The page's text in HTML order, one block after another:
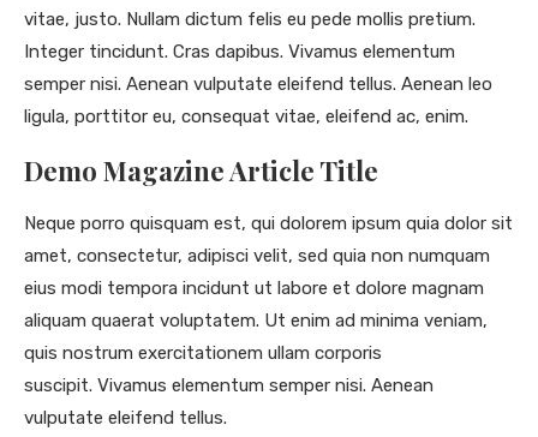
vitae, justo. Nullam dictum felis eu pede mollis pretium.
Integer tincidunt. Cras dapibus. Vivamus elementum
semper nisi. Aenean vulputate eleifend tellus. Aenean leo
ligula, porttitor eu, consequat vitae, eleifend ac, enim.
Demo Magazine Article Title
Neque porro quisquam est, qui dolorem ipsum quia dolor sit
amet, consectetur, adipisci velit, sed quia non numquam
eius modi tempora incidunt ut labore et dolore magnam
aliquam quaerat voluptatem. Ut enim ad minima veniam,
quis nostrum exercitationem ullam corporis
suscipit. Vivamus elementum semper nisi. Aenean
vulputate eleifend tellus.